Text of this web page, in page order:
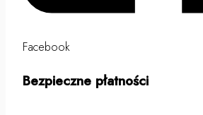
Facebook
Bezpieczne płatności